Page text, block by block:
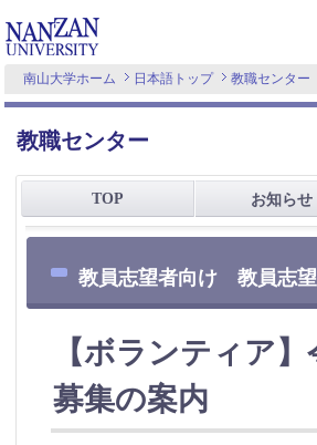
南山大学ホーム 日本語トップ 教職センター
教職センター
TOP お知らせ
教員志望者向け 教員志
【ボランティア
募集の案内